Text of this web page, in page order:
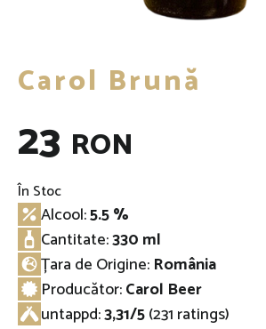
Carol Brună
23 RON
În Stoc
Alcool:5.5 %
Cantitate:330 ml
Țara de Origine: România
Producător:Carol Beer
untappd:3,31/5(231 ratings)